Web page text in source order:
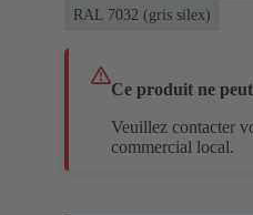
RAL 7032 (gris silex)
Ce produit ne
Veuillez contacter
commercial local.